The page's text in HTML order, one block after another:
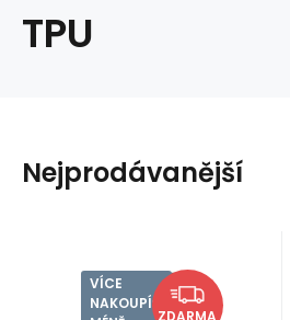
TPU
Nejprodávanější
VÍCE
NAKOUPÍŠ,
ZDARMA
Smart Prinr
Kód:FILIMSTPU0402
Kód dod.:
5903707920402
EAN:5903707920402
Záruka 2 roky
229 Kč
Skladem >5 ks